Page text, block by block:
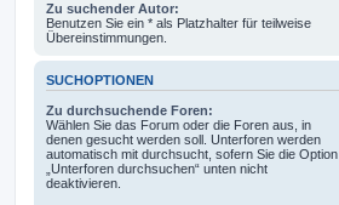
Zu suchender Autor:
Benutzen Sie ein * als Platzhalter für teilweise
Übereinstimmungen.
SUCHOPTIONEN
Zu durchsuchende Foren:
Wählen Sie das Forum oder die Foren aus, in
denen gesucht werden soll. Unterforen werden
automatisch mit durchsucht, sofern Sie die Option
„Unterforen durchsuchen“ unten nicht
deaktivieren.